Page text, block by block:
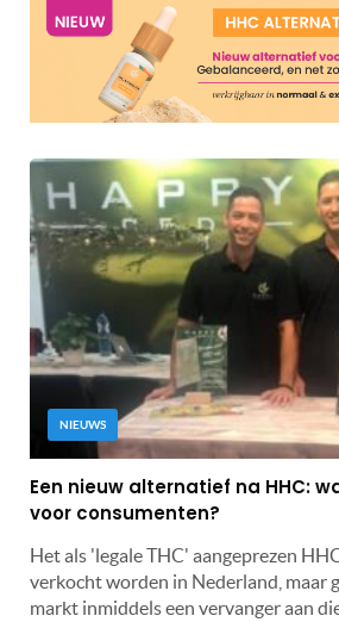
NIEUWS
Een nieuw alternatief na HHC:
voor consumenten?
Het als 'legale THC' aangeprezen
verkocht worden in Nederland, maar
markt inmiddels een vervanger aan